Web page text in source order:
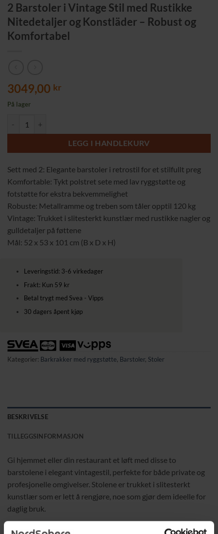
2 Barstoler i Vintage Stil med Rustikke
Nitedetaljer og Konstläder – Robust og
Komfortabel
3049,00 kr
På lager
LEGG I HANDLEKURV
Sett med 2: Elegante barstoler i retrostil for et stilfullt preg
Komfortable: Tykt polstret sete med lav ryggstøtte og
fotstøtte for ekstra bekvemmelighet
Robuste: Metallramme og treben som tåler opptil 120 kg
Vintage: Trukket i slitesterkt kunstlær med rustikke nagler og
gulldetaljer på føttene
Mål: 52 x 53 x 101 cm (B x D x H)
Leveringstid: 3-6 virkedager
Frakt: Kun 59 kr
Betal trygt med Svea - Vipps
30 dagers åpent kjøp
Kategorier: Barkrakker med ryggstøtte, Barstoler, Stoler
BESKRIVELSE
TILLEGGSINFORMASJON
Gi hjemmet eller din restaurant et løft med disse to
barstolene i elegant vintagestil, perfekte for både private og
profesjonelle omgivelser. Stolene er trukket i slitesterkt
kunstlær som er lett å rengjøre, noe som gjør dem ideelle for
daglig bruk.
De rustikke nitedetaljene tilfører et klassisk og sofistikert